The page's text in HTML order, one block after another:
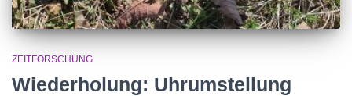
ZEITFORSCHUNG
Wiederholung: Uhrumstellung